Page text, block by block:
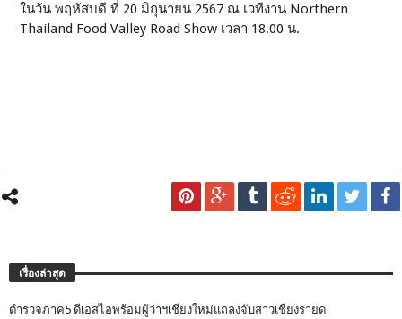
ในวัน พฤหัสบดี ที่ 20 มิถุนายน 2567 ณ เวทีงาน Northern
Thailand Food Valley Road Show เวลา 18.00 น.
เรื่องล่าสุด
ตำรวจภาค5 ดีเอสไอพร้อมผู้ว่าฯเชียงใหม่แถลงจับสาวเชียงรายด